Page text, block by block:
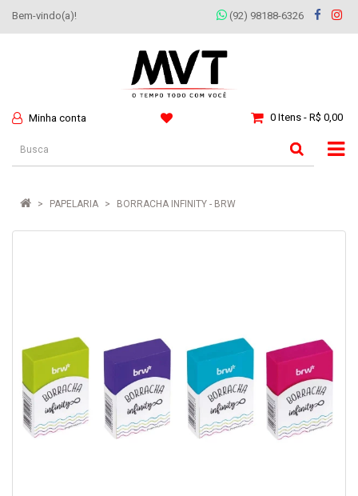
Bem-vindo(a)! (92) 98188-6326
Minha conta 0 Itens - R$ 0,00
PAPELARIA BORRACHA INFINITY - BRW